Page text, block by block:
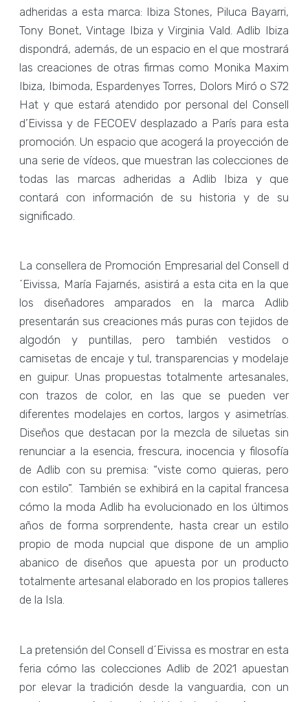
adheridas a esta marca: Ibiza Stones, Piluca Bayarri,
Tony Bonet, Vintage Ibiza y Virginia Vald. Adlib Ibiza
dispondrá, además, de un espacio en el que mostrará
las creaciones de otras firmas como Monika Maxim
Ibiza, Ibimoda, Espardenyes Torres, Dolors Miró o S72
Hat y que estará atendido por personal del Consell
d’Eivissa y de FECOEV desplazado a París para esta
promoción. Un espacio que acogerá la proyección de
una serie de vídeos, que muestran las colecciones de
todas las marcas adheridas a Adlib Ibiza y que
contará con información de su historia y de su
significado.
La consellera de Promoción Empresarial del Consell d
´Eivissa, María Fajarnés, asistirá a esta cita en la que
los diseñadores amparados en la marca Adlib
presentarán sus creaciones más puras con tejidos de
algodón y puntillas, pero también vestidos o
camisetas de encaje y tul, transparencias y modelaje
en guipur. Unas propuestas totalmente artesanales,
con trazos de color, en las que se pueden ver
diferentes modelajes en cortos, largos y asimetrías.
Diseños que destacan por la mezcla de siluetas sin
renunciar a la esencia, frescura, inocencia y filosofía
de Adlib con su premisa: “viste como quieras, pero
con estilo”. También se exhibirá en la capital francesa
cómo la moda Adlib ha evolucionado en los últimos
años de forma sorprendente, hasta crear un estilo
propio de moda nupcial que dispone de un amplio
abanico de diseños que apuesta por un producto
totalmente artesanal elaborado en los propios talleres
de la Isla.
La pretensión del Consell d´Eivissa es mostrar en esta
feria cómo las colecciones Adlib de 2021 apuestan
por elevar la tradición desde la vanguardia, con un